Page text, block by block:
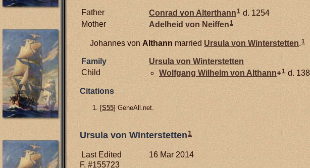
Father Conrad von Alterthann1 d. 1254
Mother
Adelheid von Neiffen1
Johannes von Althann married Ursula von Winterstetten.1
Family Ursula von Winterstetten
Child
Wolfgang Wilhelm von Althann+1 d.
Citations
[S55] GeneAll.net.
Ursula von Winterstetten1
Last Edited
16 Mar 2014
F, #155723